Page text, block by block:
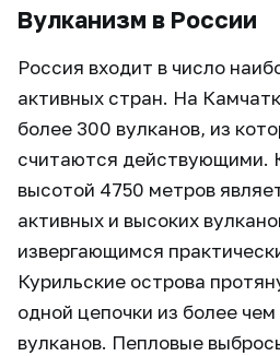
Вулканизм в России
Россия входит в число
активных стран. На
более 300 вулканов, из
считаются действующими.
высотой 4750 метров
активных и высоких
извергающимся
Курильские острова
одной цепочки из более
вулканов. Пепловые